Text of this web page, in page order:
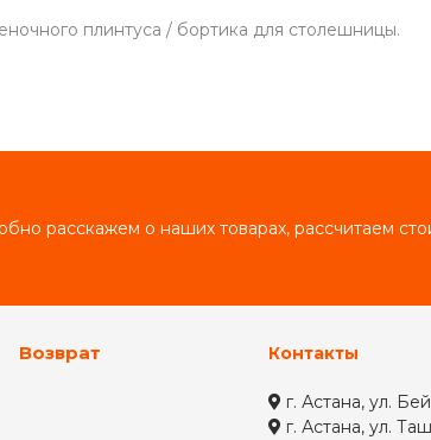
плинтуса / бортика для столешницы.
расскажем о наших товарах, рассчитаем
Возврат Контакты
г. Астана, ул.
г. Астана, ул.